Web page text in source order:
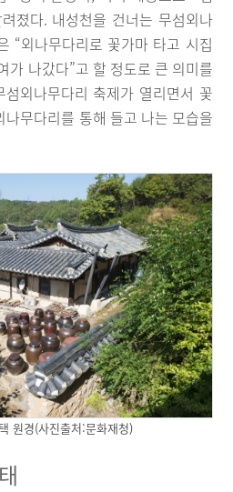
졌다. 내성천을 건너는 무섬외나
“외나무다리로 꽃가마 타고 시집
가 나갔다”고 할 정도로 큰 의미를
외나무다리 축제가 열리면서 꽃
무다리를 통해 들고 나는 모습을
원경(사진출처:문화재청)